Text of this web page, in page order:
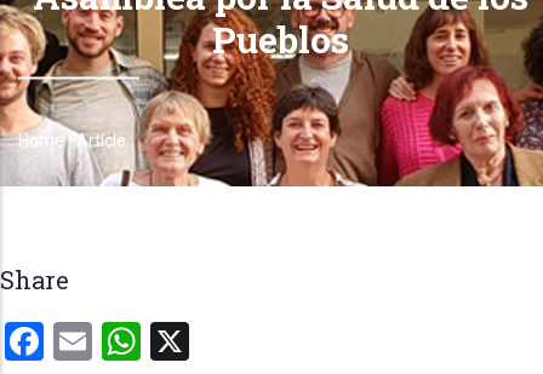
Pueblos
Breadcrumb
Home -Article
Share
Facebook
EmailWhatsApp